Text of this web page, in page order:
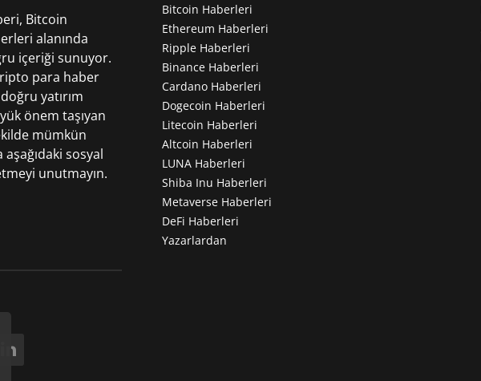
Bitcoin
alanında
içeriği sunuyor.
para haber
yatırım
önem taşıyan
mümkün
aşağıdaki sosyal
unutmayın.
Bitcoin Haberleri
Ethereum Haberleri
Ripple Haberleri
Binance Haberleri
Cardano Haberleri
Dogecoin Haberleri
Litecoin Haberleri
Altcoin Haberleri
LUNA Haberleri
Shiba Inu Haberleri
Metaverse Haberleri
DeFi Haberleri
Yazarlardan